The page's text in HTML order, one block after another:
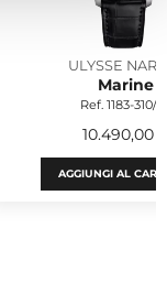
ULYSSE
Marine
Ref. 1183-310/
10.490,00
AGGIUNGI AL